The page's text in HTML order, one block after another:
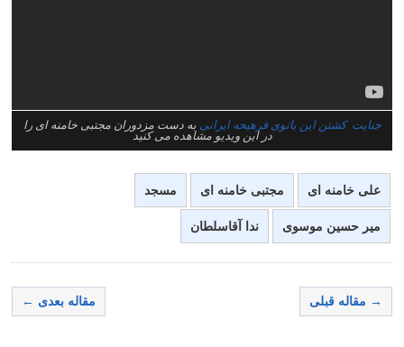
جنایت کشتن این بانوی فرهیخه ایرانی به دست مزدوران مجتبی خامنه ای را
در این ویدیو مشاهده می کنید
علی خامنه ای مجتبی خامنه ای مسجد
میر حسین موسوی ندا آقاسلطان
→ مقاله قبلی مقاله بعدی ←